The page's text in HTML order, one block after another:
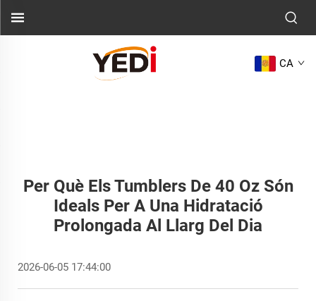
CA
Per Què Els Tumblers De 40 Oz Són
Ideals Per A Una Hidratació
Prolongada Al Llarg Del Dia
2026-06-05 17:44:00